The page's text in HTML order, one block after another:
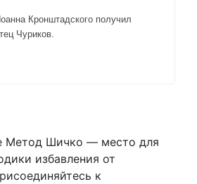
Кронштадского получил
Чуриков.
Метод Шичко — место для
избавления от
к